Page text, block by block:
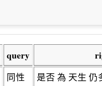
query
同性
是否 為 天生 仍